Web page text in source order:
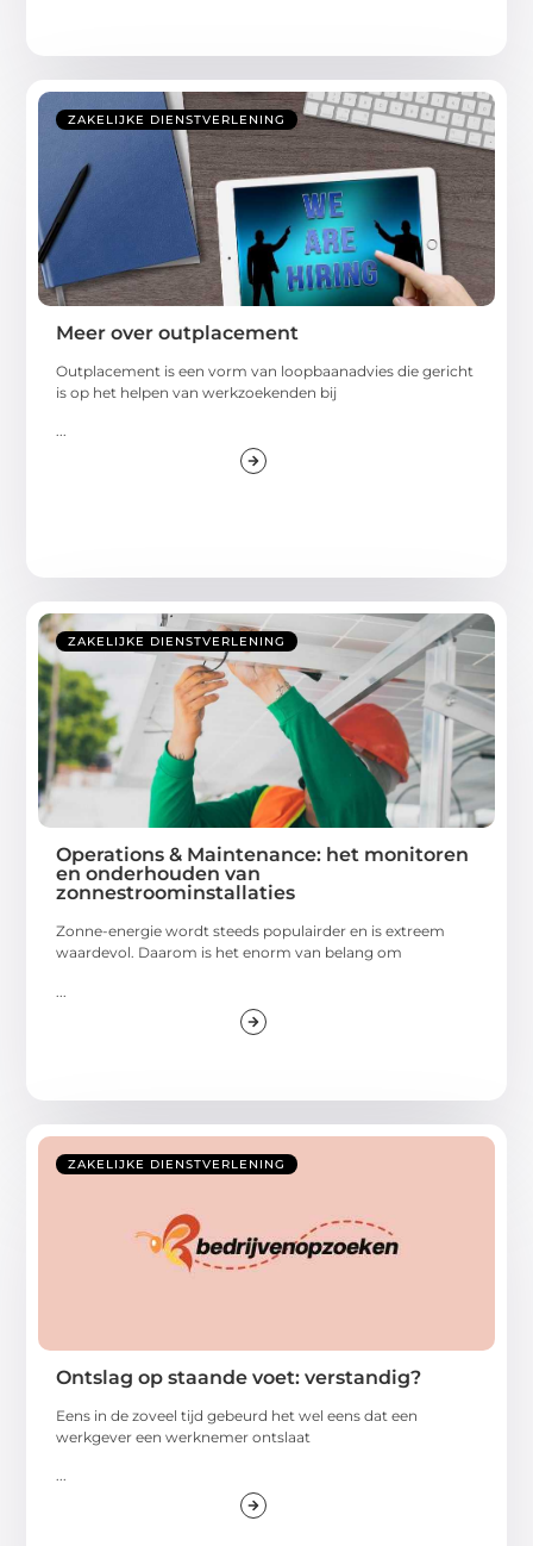
ZAKELIJKE DIENSTVERLENING
Meer over outplacement
Outplacement is een vorm van loopbaanadvies die gericht
is op het helpen van werkzoekenden bij
...
ZAKELIJKE DIENSTVERLENING
Operations & Maintenance: het monitoren
en onderhouden van
zonnestroominstallaties
Zonne-energie wordt steeds populairder en is extreem
waardevol. Daarom is het enorm van belang om
ZAKELIJKE DIENSTVERLENING
Ontslag op staande voet: verstandig?
Eens in de zoveel tijd gebeurd het wel eens dat een
werkgever een werknemer ontslaat